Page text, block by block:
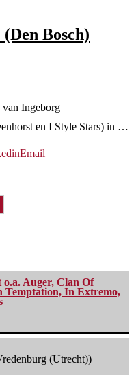
Bosch)
Ingeborg
en I Style Stars) in …
Email
Auger, Clan Of
In Extremo,
(Utrecht))